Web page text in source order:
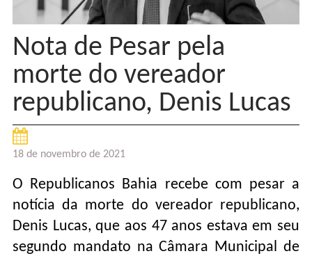
Nota de Pesar pela
morte do vereador
republicano, Denis Lucas
18 de novembro de 2021
O Republicanos Bahia recebe com pesar a
notícia da morte do vereador republicano,
Denis Lucas, que aos 47 anos estava em seu
segundo mandato na Câmara Municipal de